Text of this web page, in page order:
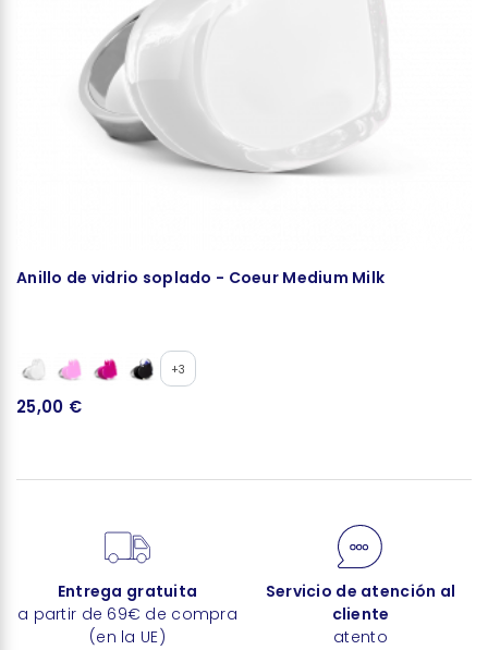
Anillo de vidrio soplado - Coeur Medium Milk
+3
25,00 €
Entrega gratuita
a partir de 69€ de compra
(en la UE)
Servicio de atención al
cliente
atento